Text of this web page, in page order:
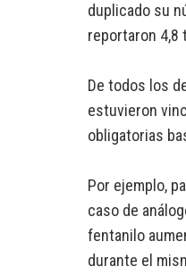
duplicado su
reportaron 4,8
De todos los
estuvieron
obligatorias
Por ejemplo,
caso de
fentanilo
durante el